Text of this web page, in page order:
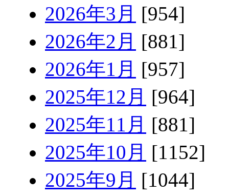
2026年3月 [954]
2026年2月 [881]
2026年1月 [957]
2025年12月 [964]
2025年11月 [881]
2025年10月 [1152]
2025年9月 [1044]